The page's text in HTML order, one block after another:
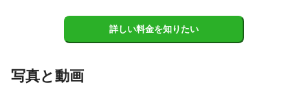
詳しい料金を知りたい
写真と動画